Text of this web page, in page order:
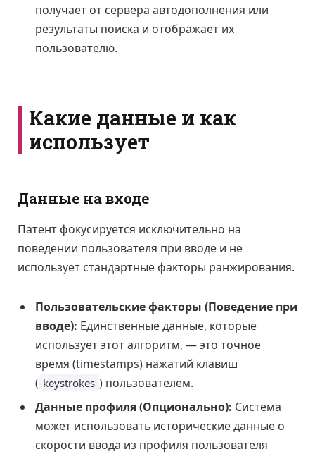
получает от сервера автодополнения или
результаты поиска и отображает их
пользователю.
Какие данные и как
использует
Данные на входе
Патент фокусируется исключительно на
поведении пользователя при вводе и не
использует стандартные факторы ранжирования.
Пользовательские факторы (Поведение при
вводе): Единственные данные, которые
использует этот алгоритм, — это точное
время (timestamps) нажатий клавиш
( keystrokes ) пользователем.
Данные профиля (Опционально): Система
может использовать исторические данные о
скорости ввода из профиля пользователя